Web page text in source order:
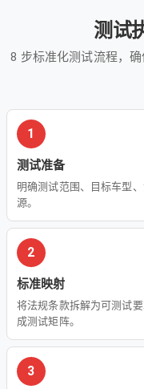
测试
8 步标准化测试流程，
1
测试准备
明确测试范围、目标车型
源。
2
标准映射
将法规条款拆解为可测试
成测试矩阵。
3